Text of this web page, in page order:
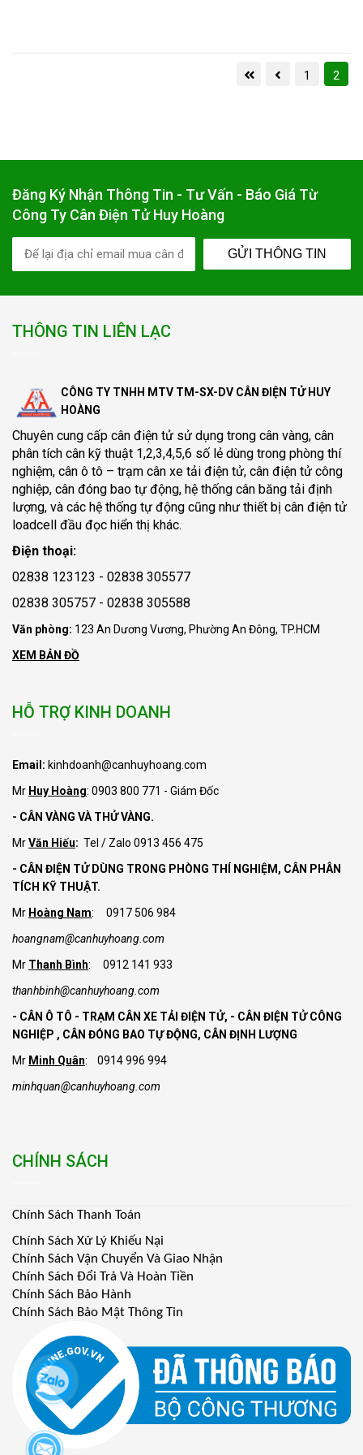
Đăng Ký Nhận Thông Tin - Tư Vấn - Báo Giá Từ
Công Ty Cân Điện Tử Huy Hoàng
GỬI THÔNG TIN
THÔNG TIN LIÊN LẠC
CÔNG TY TNHH MTV TM-SX-DV CÂN ĐIỆN TỬ HUY
HOÀNG
Chuyên cung cấp cân điện tử sử dụng trong cân vàng, cân
phân tích cân kỹ thuật 1,2,3,4,5,6 số lẻ dùng trong phòng thí
nghiệm, cân ô tô – trạm cân xe tải điện tử, cân điện tử công
nghiệp, cân đóng bao tự động, hệ thống cân băng tải định
lượng, và các hệ thống tự động cũng như thiết bị cân điện tử
loadcell đầu đọc hiển thị khác.
Điện thoại:
02838 123123 - 02838 305577
02838 305757 - 02838 305588
Văn phòng: 123 An Dương Vương, Phường An Đông, TP.HCM
XEM BẢN ĐỒ
HỖ TRỢ KINH DOANH
Email: kinhdoanh@canhuyhoang.com
Mr Huy Hoàng: 0903 800 771 - Giám Đốc
- CÂN VÀNG VÀ THỬ VÀNG.
MrVăn Hiếu: Tel / Zalo 0913 456 475
- CÂN ĐIỆN TỬ DÙNG TRONG PHÒNG THÍ NGHIỆM, CÂN PHÂN
TÍCH KỸ THUẬT.
Mr Hoàng Nam: 0917 506 984
hoangnam@canhuyhoang.com
Mr Thanh Bình: 0912 141 933
thanhbinh@canhuyhoang.com
- CÂN Ô TÔ - TRẠM CÂN XE TẢI ĐIỆN TỬ, - CÂN ĐIỆN TỬ CÔNG
NGHIỆP , CÂN ĐÓNG BAO TỰ ĐỘNG, CÂN ĐỊNH LƯỢNG
Mr Minh Quân: 0914 996 994
minhquan@canhuyhoang.com
CHÍNH SÁCH
Chính Sách Thanh Toán
Chính Sách Xử Lý Khiếu Nại
Chính Sách Vận Chuyển Và Giao Nhận
Chính Sách Đổi Trả Và Hoàn Tiền
Chính Sách Bảo Hành
Chính Sách Bảo Mật Thông Tin
1 2